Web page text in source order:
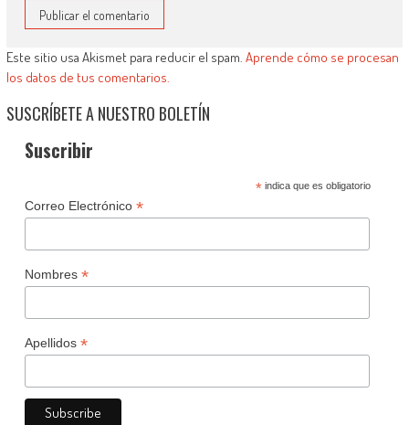
Este sitio usa Akismet para reducir el spam. Aprende cómo se procesan
los datos de tus comentarios.
SUSCRÍBETE A NUESTRO BOLETÍN
Suscribir
*indica que es obligatorio
Correo Electrónico *
Nombres *
Apellidos *